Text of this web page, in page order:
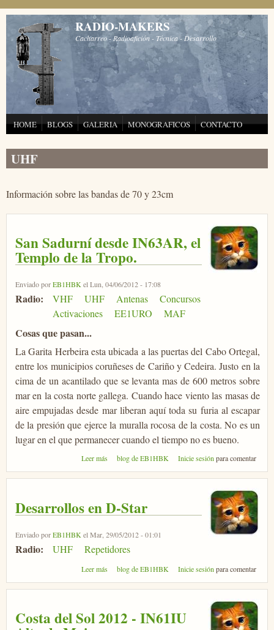
Pasar al contenido principal
RADIO-MAKERS
Cacharreo - Radioafición - Técnica - Desarrollo
HOME BLOGS GALERIA MONOGRAFICOS CONTACTO
UHF
Información sobre las bandas de 70 y 23cm
San Sadurní desde IN63AR, el
Templo de la Tropo.
Enviado porEB1HBKel Lun, 04/06/2012 - 17:08
Radio: VHF UHF Antenas
Concursos
Activaciones
EE1URO MAF
Cosas que pasan...
La Garita Herbeira esta ubicada a las puertas del Cabo Ortegal,
entre los municipios coruñeses de Cariño y Cedeira. Justo en la
cima de un acantilado que se levanta mas de 600 metros sobre
mar en la costa norte gallega. Cuando hace viento las masas de
aire empujadas desde mar liberan aquí toda su furia al escapar
de la presión que ejerce la muralla rocosa de la costa. No es un
lugar en el que permanecer cuando el tiempo no es bueno.
Leer más sobre San Sadurní desde IN63AR, el Templo de la
blog de EB1HBK Inicie sesiónpara comentar
Desarrollos en D-Star
Enviado porEB1HBK el Mar, 29/05/2012 - 01:01
Radio: UHF Repetidores
Leer más sobre Desarrollos en D-Star
blog de EB1HBK Inicie sesión para comentar
Costa del Sol 2012 - IN61IU